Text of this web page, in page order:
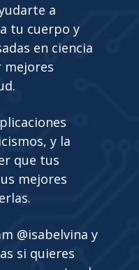
a
tu cuerpo y
en ciencia
mejores
y la
que tus
mejores
@isabelvina y
si quieres